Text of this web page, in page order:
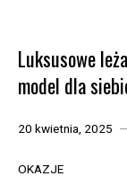
Luksusowe
model dla
20 kwietnia, 2025
OKAZJE